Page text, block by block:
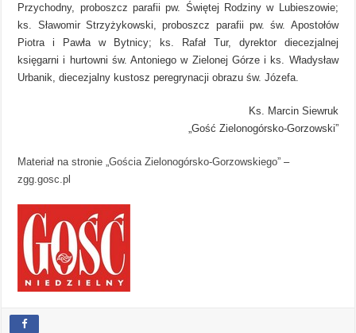
Przychodny, proboszcz parafii pw. Świętej Rodziny w Lubieszowie;
ks. Sławomir Strzyżykowski, proboszcz parafii pw. św. Apostołów
Piotra i Pawła w Bytnicy; ks. Rafał Tur, dyrektor diecezjalnej
księgarni i hurtowni św. Antoniego w Zielonej Górze i ks. Władysław
Urbanik, diecezjalny kustosz peregrynacji obrazu św. Józefa.
Ks. Marcin Siewruk
„Gość Zielonogórsko-Gorzowski”
Materiał na stronie „Gościa Zielonogórsko-Gorzowskiego” –
zgg.gosc.pl